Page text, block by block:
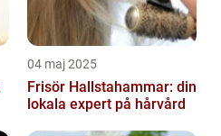
04 maj 2025
Frisör Hallstahammar: din
lokala expert på hårvård